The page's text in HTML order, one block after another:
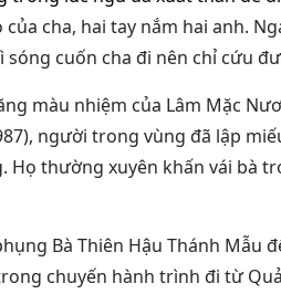
cha, hai tay nắm hai anh.
cuốn cha đi nên chỉ cứu
màu nhiệm của Lâm Mặc
người trong vùng đã lập
Họ thường xuyên khấn vái bà
Bà Thiên Hậu Thánh Mẫu
chuyến hành trình đi từ